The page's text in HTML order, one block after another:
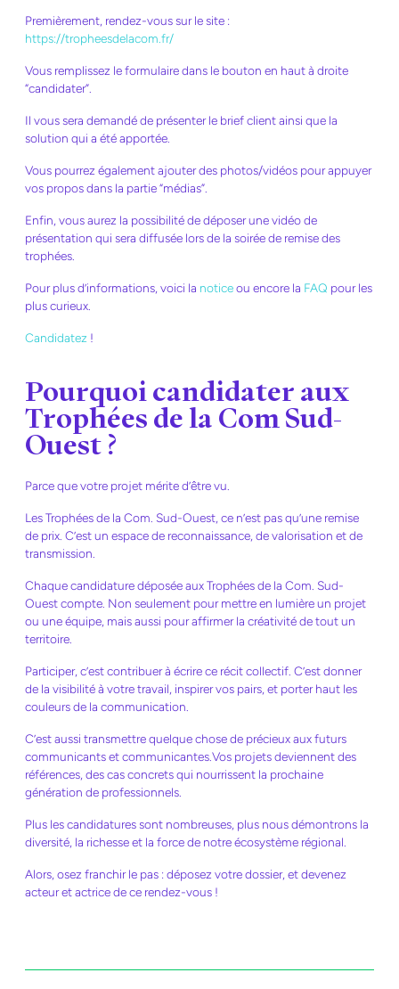
Premièrement, rendez-vous sur le site :
https://tropheesdelacom.fr/
Vous remplissez le formulaire dans le bouton en haut à droite
“candidater”.
Il vous sera demandé de présenter le brief client ainsi que la
solution qui a été apportée.
Vous pourrez également ajouter des photos/vidéos pour appuyer
vos propos dans la partie “médias”.
Enfin, vous aurez la possibilité de déposer une vidéo de
présentation qui sera diffusée lors de la soirée de remise des
trophées.
Pour plus d’informations, voici la noticeou encore la FAQ pour les
plus curieux.
Candidatez !
Pourquoi candidater aux
Trophées de la Com Sud-
Ouest ?
Parce que votre projet mérite d’être vu.
Les Trophées de la Com. Sud-Ouest, ce n’est pas qu’une remise
de prix. C’est un espace de reconnaissance, de valorisation et de
transmission.
Chaque candidature déposée aux Trophées de la Com. Sud-
Ouest compte. Non seulement pour mettre en lumière un projet
ou une équipe, mais aussi pour affirmer la créativité de tout un
territoire.
Participer, c’est contribuer à écrire ce récit collectif. C’est donner
de la visibilité à votre travail, inspirer vos pairs, et porter haut les
couleurs de la communication.
C’est aussi transmettre quelque chose de précieux aux futurs
communicants et communicantes.Vos projets deviennent des
références, des cas concrets qui nourrissent la prochaine
génération de professionnels.
Plus les candidatures sont nombreuses, plus nous démontrons la
diversité, la richesse et la force de notre écosystème régional.
Alors, osez franchir le pas : déposez votre dossier, et devenez
acteur et actrice de ce rendez-vous !